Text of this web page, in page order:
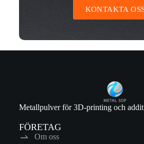
KONTAKTA
Metallpulver för 3D-printing och
FÖRETAG
Om oss